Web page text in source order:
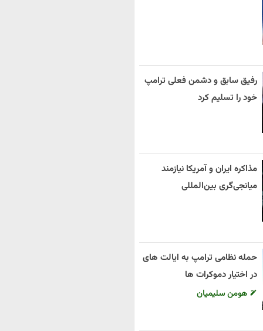
رفیق سابق و دشمن فعلی ترامپ
خود را تسلیم کرد
مذاکره ایران و آمریکا نیازمند
میانجی‌گری بین‌المللی
حمله نظامی ترامپ به ایالت های
در اختیار دموکرات ها
هومن سلیمیان